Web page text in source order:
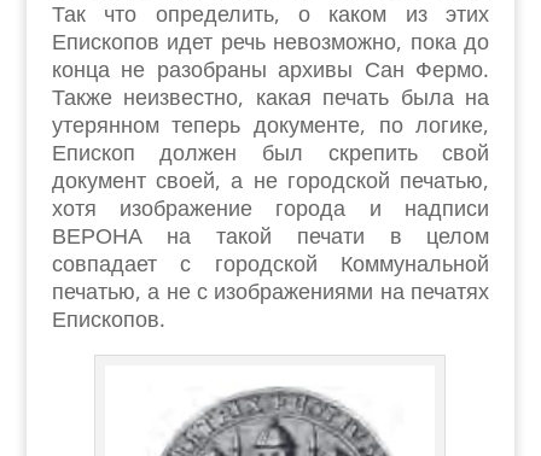
Так что определить, о каком из этих
Епископов идет речь невозможно, пока до
конца не разобраны архивы Сан Фермо.
Также неизвестно, какая печать была на
утерянном теперь документе, по логике,
Епископ должен был скрепить свой
документ своей, а не городской печатью,
хотя изображение города и надписи
ВЕРОНА на такой печати в целом
совпадает с городской Коммунальной
печатью, а не с изображениями на печатях
Епископов.